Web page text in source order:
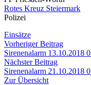
Rotes Kreuz Steiermark
Polizei
Einsätze
Vorheriger Beitrag
Beitrag:
Sirenenalarm 13.10.2018
Nächster BeitragNächster
Beitrag:
Sirenenalarm 21.10.2018
Zur Übersicht